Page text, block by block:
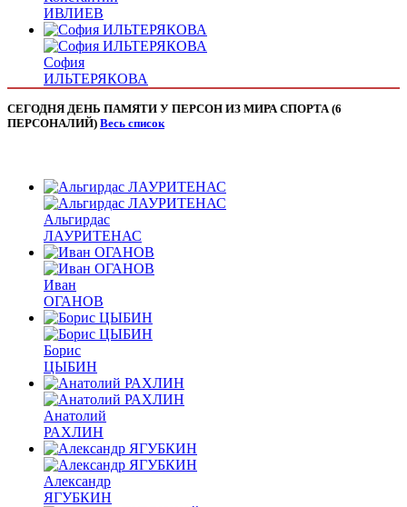
ИВЛИЕВ
София
ИЛЬТЕРЯКОВА
СЕГОДНЯ ДЕНЬ ПАМЯТИ У ПЕРСОН ИЗ МИРА СПОРТА (6
ПЕРСОНАЛИЙ) Весь список
Альгирдас
ЛАУРИТЕНАС
Иван
ОГАНОВ
Борис
ЦЫБИН
Анатолий
РАХЛИН
Александр
ЯГУБКИН